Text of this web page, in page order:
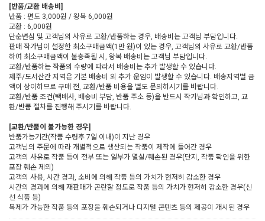
[반품/교환 배송비]
반품 : 편도 3,000원 / 왕복 6,000원
교환 : 6,000원
단순변심 및 고객님의 사유로 교환/반품하는 경우, 배송비는 고객님 부담입니다.
판매 작가님이 설정한 최소구매금액(1만 원)이 있는 경우, 고객님의 사유로 교환/반품
하여 최소구매금액이 불충족될 시, 왕복 배송비는 고객님 부담입니다.
교환/반품하는 작품의 수량에 따라서 배송비는 추가 발생할 수 있습니다.
제주/도서산간 지역은 기본 배송비 외 추가 운임이 발생할 수 있습니다. 배송지역별 금
액이 상이하므로 구매 전, 교환/반품 비용을 별도 문의하시기를 바랍니다.
교환/반품 조건(택배사, 배송비 부담, 반품 주소 등)을 반드시 작가님과 확인하고, 교
환/반품 절차를 진행해 주시기를 바랍니다.
[교환/반품이 불가능한 경우]
반품가능기간(작품 수령후 7일 이내)이 지난 경우
고객님의 주문에 따라 개별적으로 생산되는 작품이 제작에 들어간 경우
고객의 사유로 작품 등이 전부 또는 일부가 멸실/훼손된 경우(단지, 작품 확인을 위한
포장 훼손 제외)
고객의 사용, 시간 경과, 소비에 의해 작품 등의 가치가 현저히 감소한 경우
시간의 경과에 의해 재판매가 곤란할 정도로 작품 등의 가치가 현저히 감소한 경우(신
선 식품 등)
복제가 가능한 작품 등의 포장을 훼손되거나 디지털 콘텐츠 등의 제공이 개시된 경우